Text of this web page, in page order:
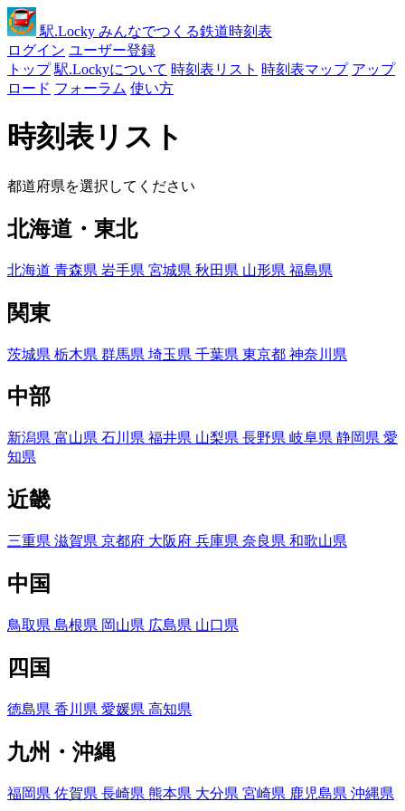
駅.Locky みんなでつくる鉄道時刻表
ログイン ユーザー登録
トップ 駅.Lockyについて 時刻表リスト 時刻表マップ アップ
ロード フォーラム 使い方
時刻表リスト
都道府県を選択してください
北海道・東北
北海道 青森県 岩手県 宮城県 秋田県 山形県 福島県
関東
茨城県 栃木県 群馬県 埼玉県 千葉県 東京都 神奈川県
中部
新潟県 富山県 石川県 福井県 山梨県 長野県 岐阜県 静岡県 愛
知県
近畿
三重県 滋賀県 京都府 大阪府 兵庫県 奈良県 和歌山県
中国
鳥取県 島根県 岡山県 広島県 山口県
四国
徳島県 香川県 愛媛県 高知県
九州・沖縄
福岡県 佐賀県 長崎県 熊本県 大分県 宮崎県 鹿児島県 沖縄県